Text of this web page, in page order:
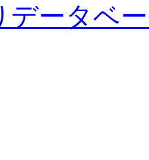
データベ